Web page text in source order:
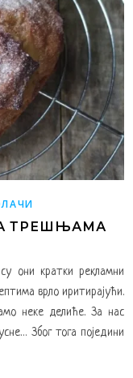
ТРЕШЊАМА
они кратки рекламни
врло иритирајући.
неке делиће. За нас
Због тога поједини